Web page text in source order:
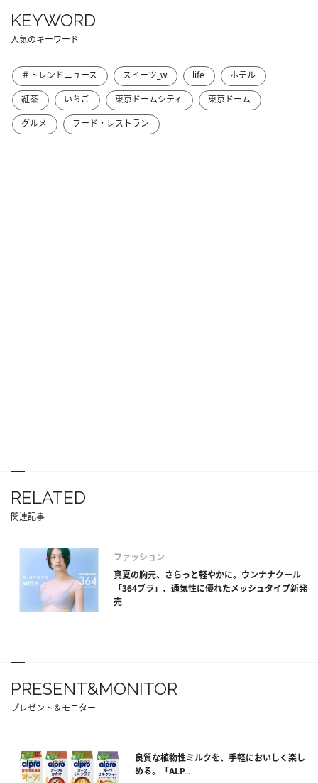
KEYWORD
人気のキーワード
＃トレンドニュース スイーツ_w life
ホテル
紅茶
いちご 東京ドームシティ
東京ドーム
グルメ
フード・レストラン
RELATED
関連記事
ファッション
真夏の胸元、さらっと軽やかに。ウンナナクール
「364ブラ」、通気性に優れたメッシュタイプ新発
売
PRESENT&MONITOR
プレゼント＆モニター
良質な植物性ミルクを、手軽においしく楽し
める。「ALP...